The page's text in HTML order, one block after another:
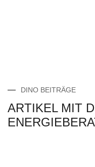
DINO BEITRÄGE
ARTIKEL MIT